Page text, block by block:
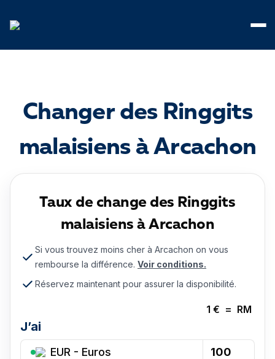
Changer des Ringgits
malaisiens à Arcachon
Taux de change des Ringgits
malaisiens à Arcachon
Si vous trouvez moins cher à Arcachon on vous
rembourse la différence. Voir conditions.
Réservez maintenant pour assurer la disponibilité.
1 € = RM
J’ai
EUR - Euros